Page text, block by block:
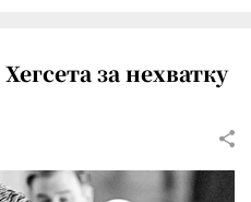
за нехватку